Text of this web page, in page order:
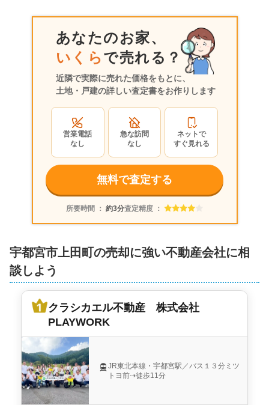
600万円 2016年5月
栃木県宇都宮市上田町
階 築年数:36年
建物面積:118 ㎡ 土地面積:236 ㎡
株式会社ＡＲＡＩ開発
あなたのお家、
いくらで売れる？
近隣で実際に売れた価格をもとに、
土地・戸建の詳しい査定書をお作りします
営業電話
なし
急な訪問
なし
ネットで
すぐ見れる
無料で査定する
所要時間 ： 約3分査定精度 ：
宇都宮市上田町の売却に強い不動産会社に相
談しよう
クラシカエル不動産 株式会社
PLAYWORK
JR東北本線・宇都宮駅／バス１３分ミツ
トヨ前⇢徒歩11分